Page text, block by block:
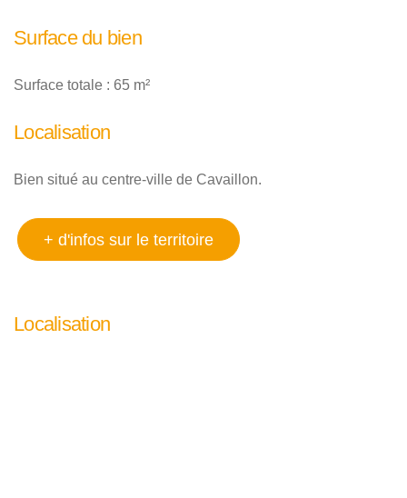
Surface du bien
Surface totale : 65 m²
Localisation
Bien situé au centre-ville de Cavaillon.
+ d'infos sur le territoire
Localisation